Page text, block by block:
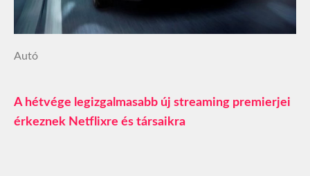
Autó
A hétvége legizgalmasabb új streaming premierjei
érkeznek Netflixre és társaikra